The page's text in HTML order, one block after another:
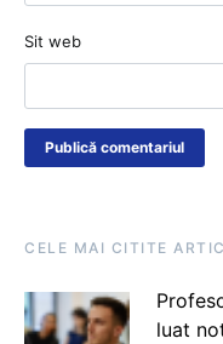
Sit web
CELE MAI CITITE
luat